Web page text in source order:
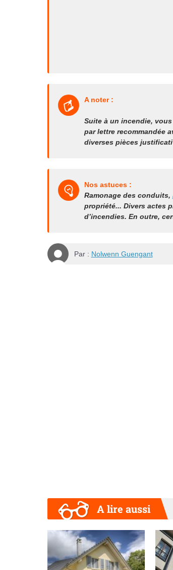
A noter :
Suite à un incendie,
par lettre recommandée
diverses pièces
Nos astuces :
Ramonage des conduits,
propriété... Divers actes
d’incendies. En outre,
Par : Nolwenn Guengant
A lire aussi
Précédent